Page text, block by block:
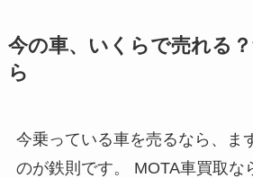
今の車、いくらで売れる
ら
今乗っている車を売るなら、ま
のが鉄則です。 MOTA車買取な